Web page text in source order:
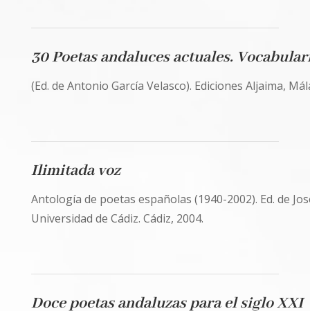
30 Poetas andaluces actuales.
(Ed. de Antonio García Velasco). Ediciones Aljaima,
Ilimitada voz
Antología de poetas españolas (1940-2002). Ed. de
Universidad de Cádiz. Cádiz, 2004.
Doce poetas andaluzas para el siglo XXI